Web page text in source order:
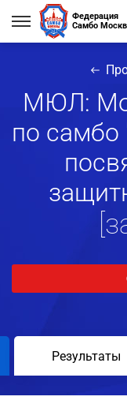
Федерация
Самбо
МЮЛ:
по самбо
Результаты